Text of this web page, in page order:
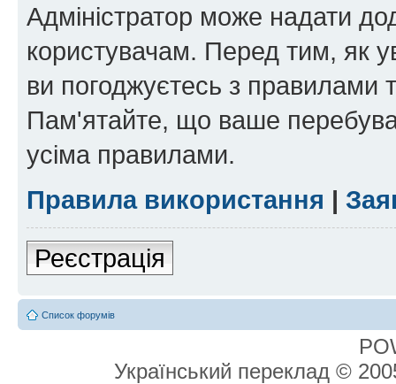
Адміністратор може надати
користувачам. Перед тим, як
ви погоджуєтесь з правилами
Пам'ятайте, що ваше
усіма правилами.
Правила використання |
Реєстрація
Список форумів
Український переклад ©